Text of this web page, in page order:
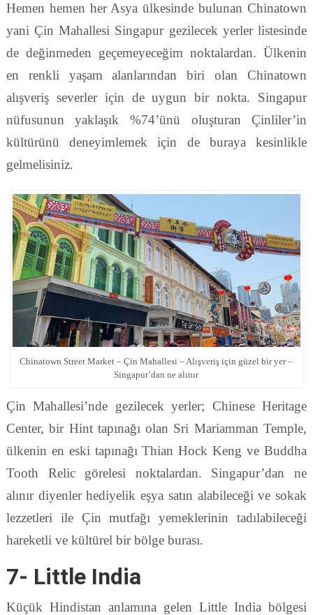
Hemen hemen her Asya ülkesinde bulunan Chinatown
yani Çin Mahallesi Singapur gezilecek yerler listesinde
de değinmeden geçemeyeceğim noktalardan. Ülkenin
en renkli yaşam alanlarından biri olan Chinatown
alışveriş severler için de uygun bir nokta. Singapur
nüfusunun yaklaşık %74’ünü oluşturan Çinliler’in
kültürünü deneyimlemek için de buraya kesinlikle
gelmelisiniz.
Chinatown Street Market – Çin Mahallesi – Alışveriş için güzel bir yer –
Singapur’dan ne alınır
Çin Mahallesi’nde gezilecek yerler; Chinese Heritage
Center, bir Hint tapınağı olan Sri Mariamman Temple,
ülkenin en eski tapınağı Thian Hock Keng ve Buddha
Tooth Relic görelesi noktalardan. Singapur’dan ne
alınır diyenler hediyelik eşya satın alabileceği ve sokak
lezzetleri ile Çin mutfağı yemeklerinin tadılabileceği
hareketli ve kültürel bir bölge burası.
7- Little India
Küçük Hindistan anlamına gelen Little India bölgesi